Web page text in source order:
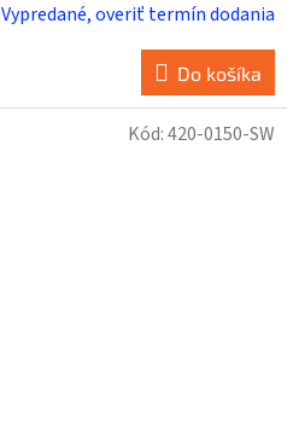
Vypredané, overiť termín dodania
Do košíka
Kód:420-0150-SW